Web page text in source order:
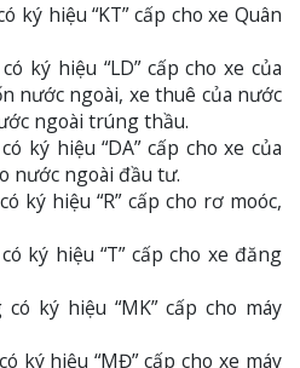
ký hiệu “KT” cấp cho xe Quân
ký hiệu “LD” cấp cho xe của
nước ngoài, xe thuê của nước
ngoài trúng thầu.
ký hiệu “DA” cấp cho xe của
nước ngoài đầu tư.
ký hiệu “R” cấp cho rơ moóc,
ký hiệu “T” cấp cho xe đăng
ký hiệu “MK” cấp cho máy
ký hiệu “MĐ” cấp cho xe máy